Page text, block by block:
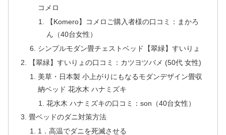
コメロ
【Komero】コメロご購入者様の口コミ：まかろ
ん（40台女性）
シンプルモダン畳チェストベッド【翠緑】すいりょ
【翠緑】すいりょの口コミ：カツヨツバメ (50代 女性)
美草・日本製 小上がりにもなるモダンデザイン畳収
納ベッド 花水木 ハナミズキ
花水木 ハナミズキの口コミ：son（40台女性）
畳ベッドのダニ対策方法
1．高温でダニを死滅させる